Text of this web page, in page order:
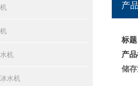
机
水机
产
标
产
储